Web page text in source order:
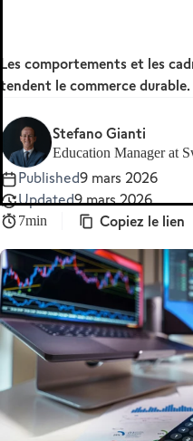
Les comportements et les
tendent le commerce durable.
Stefano Gianti
Education Manager at
Published9 mars 2026
Updated9 mars 2026
7min
Copiez le lien